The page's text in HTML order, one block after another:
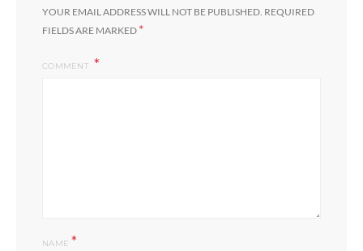
YOUR EMAIL ADDRESS WILL NOT BE PUBLISHED. REQUIRED
FIELDS ARE MARKED *
COMMENT
NAME*